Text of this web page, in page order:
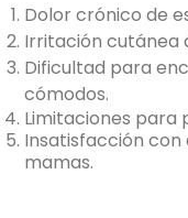
Dolor crónico de
Irritación cutánea
Dificultad para
cómodos.
Limitaciones para
Insatisfacción con
mamas.